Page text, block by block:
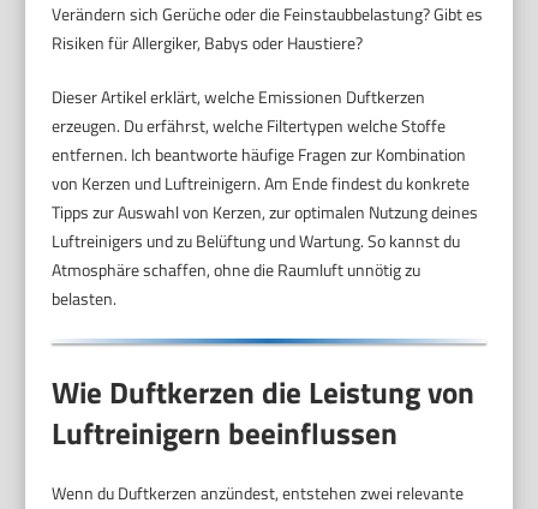
Verändern sich Gerüche oder die Feinstaubbelastung? Gibt es
Risiken für Allergiker, Babys oder Haustiere?
Dieser Artikel erklärt, welche Emissionen Duftkerzen
erzeugen. Du erfährst, welche Filtertypen welche Stoffe
entfernen. Ich beantworte häufige Fragen zur Kombination
von Kerzen und Luftreinigern. Am Ende findest du konkrete
Tipps zur Auswahl von Kerzen, zur optimalen Nutzung deines
Luftreinigers und zu Belüftung und Wartung. So kannst du
Atmosphäre schaffen, ohne die Raumluft unnötig zu
belasten.
Wie Duftkerzen die Leistung von
Luftreinigern beeinflussen
Wenn du Duftkerzen anzündest, entstehen zwei relevante